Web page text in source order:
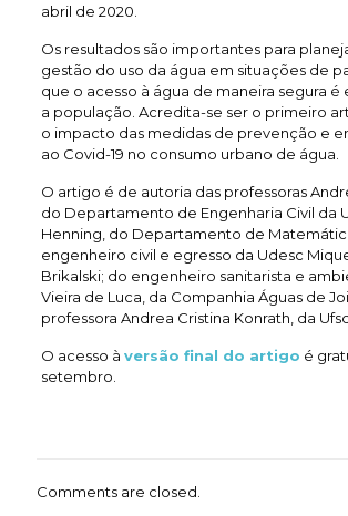
abril de 2020.
Os resultados são importantes para
gestão do uso da água em situações de
que o acesso à água de maneira segura é
a população. Acredita-se ser o primeiro
o impacto das medidas de prevenção e
ao Covid-19 no consumo urbano de água.
O artigo é de autoria das professoras
do Departamento de Engenharia Civil da
Henning, do Departamento de
engenheiro civil e egresso da Udesc
Brikalski; do engenheiro sanitarista e
Vieira de Luca, da Companhia Águas de
professora Andrea Cristina Konrath, da Ufsc.
O acesso à versão final do artigo é
setembro.
Comments are closed.